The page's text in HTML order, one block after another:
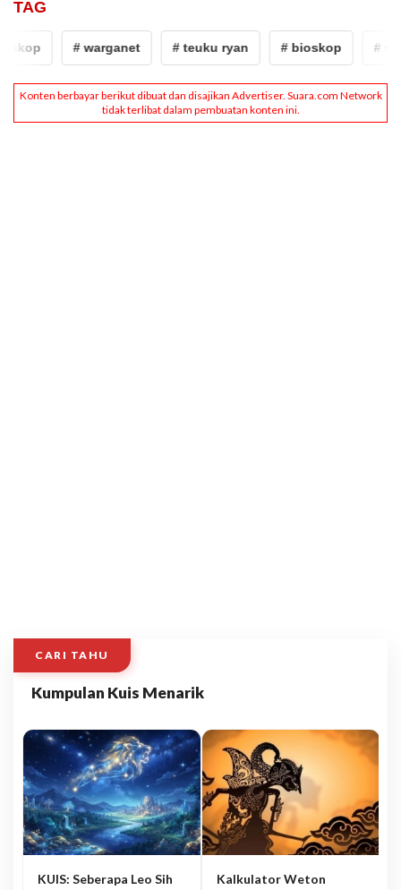
TAG
# warganet # teuku ryan # bioskop #
CARI TAHU
Kumpulan Kuis Menarik
KUIS: Seberapa Leo Sih
Kalkulator Weton